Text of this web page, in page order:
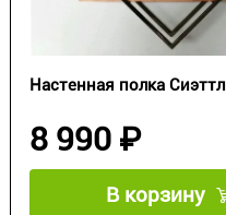
Настенная полка Сиэттл
8 990 ₽
В корзину